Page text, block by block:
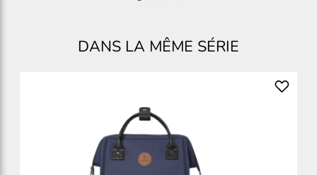
DANS LA MÊME SÉRIE